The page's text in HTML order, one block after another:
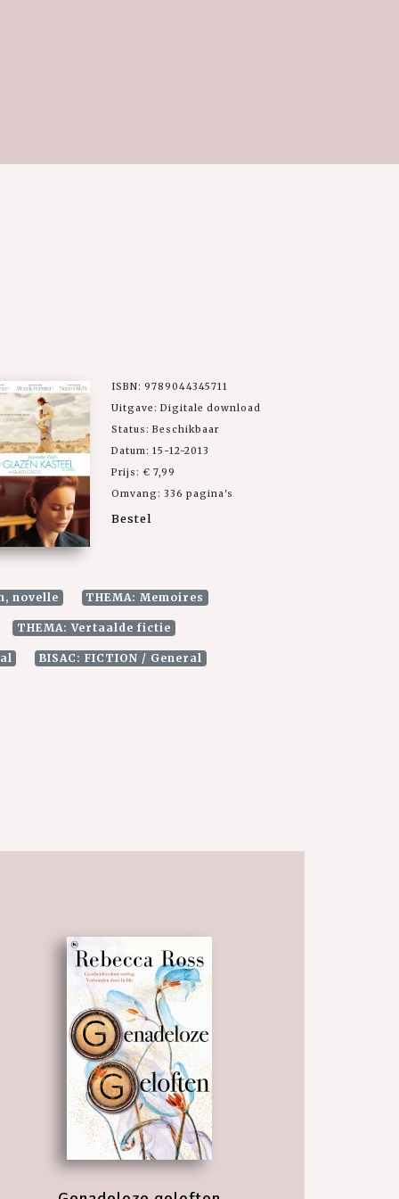
ISBN: 9789044345711
Uitgave: Digitale download
Status: Beschikbaar
Datum: 15-12-2013
Prijs: € 7,99
Omvang: 336 pagina's
Bestel
novelle THEMA: Memoires
THEMA: Vertaalde fictie
BISAC: FICTION / General